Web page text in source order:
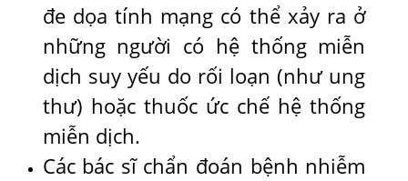
đe dọa tính mạng có thể xảy ra ở
những người có hệ thống miễn
dịch suy yếu do rối loạn (như ung
thư) hoặc thuốc ức chế hệ thống
miễn dịch.
Các bác sĩ chẩn đoán bệnh nhiễm